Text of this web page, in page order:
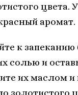
цвета.
аромат.
к
солью и
их маслом и
золотистого